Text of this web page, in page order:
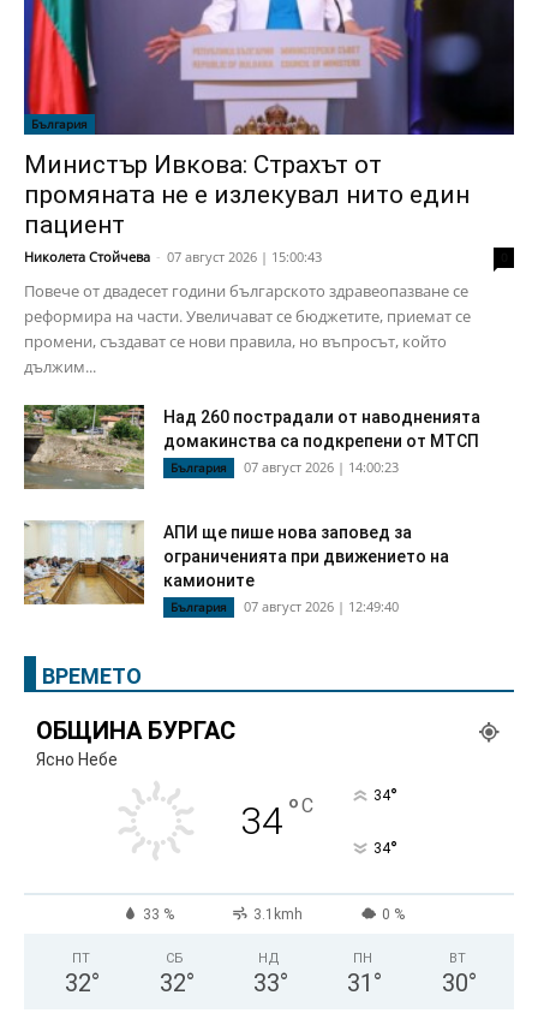
България
Министър Ивкова: Страхът от
промяната не е излекувал нито един
пациент
Николета Стойчева - 07 август 2026 | 15:00:43
Повече от двадесет години българското здравеопазване се
реформира на части. Увеличават се бюджетите, приемат се
промени, създават се нови правила, но въпросът, който
дължим...
Над 260 пострадали от наводненията
домакинства са подкрепени от МТСП
България 07 август 2026 | 14:00:23
АПИ ще пише нова заповед за
ограниченията при движението на
камионите
България 07 август 2026 | 12:49:40
ВРЕМЕТО
ОБЩИНА БУРГАС
Ясно Небе
34°C 34°
34°
33 % 3.1kmh 0 %
ПТ
32°
СБ
32°
НД
33°
ПН
31 °
ВТ
30°